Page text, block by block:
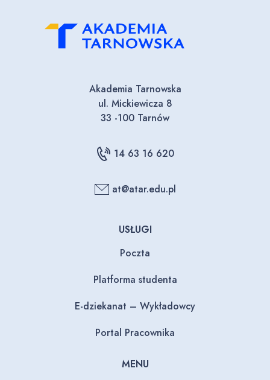
Akademia Tarnowska
ul. Mickiewicza 8
33 -100 Tarnów
14 63 16 620
at@atar.edu.pl
USŁUGI
Poczta
Platforma studenta
E-dziekanat – Wykładowcy
Portal Pracownika
MENU